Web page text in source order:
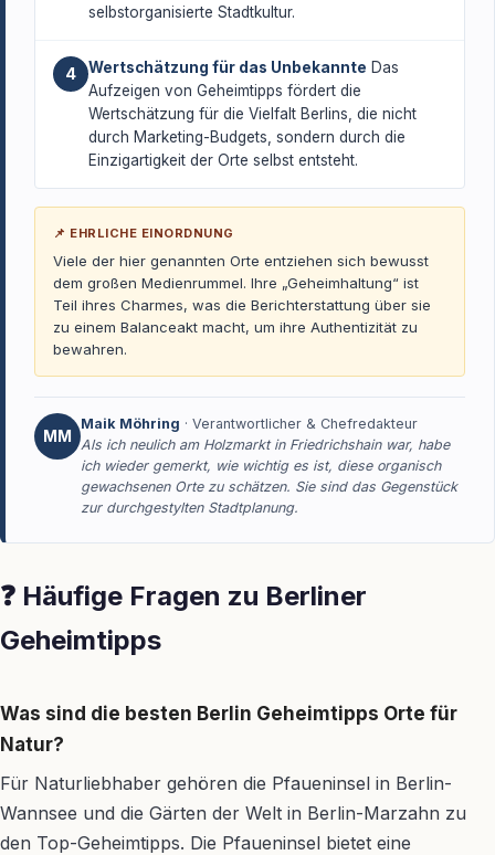
selbstorganisierte Stadtkultur.
4 Wertschätzung für das Unbekannte Das
Aufzeigen von Geheimtipps fördert die
Wertschätzung für die Vielfalt Berlins, die nicht
durch Marketing-Budgets, sondern durch die
Einzigartigkeit der Orte selbst entsteht.
📌 EHRLICHE EINORDNUNG
Viele der hier genannten Orte entziehen sich bewusst
dem großen Medienrummel. Ihre „Geheimhaltung“ ist
Teil ihres Charmes, was die Berichterstattung über sie
zu einem Balanceakt macht, um ihre Authentizität zu
bewahren.
MM
Maik Möhring · Verantwortlicher & Chefredakteur
Als ich neulich am Holzmarkt in Friedrichshain war, habe
ich wieder gemerkt, wie wichtig es ist, diese organisch
gewachsenen Orte zu schätzen. Sie sind das Gegenstück
zur durchgestylten Stadtplanung.
❓ Häufige Fragen zu Berliner
Geheimtipps
Was sind die besten Berlin Geheimtipps Orte für
Natur?
Für Naturliebhaber gehören die Pfaueninsel in Berlin-
Wannsee und die Gärten der Welt in Berlin-Marzahn zu
den Top-Geheimtipps. Die Pfaueninsel bietet eine